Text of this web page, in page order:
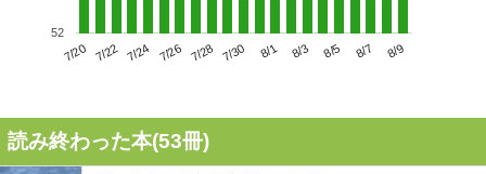
7/20 7/22 7/24 7/26 7/28 7/30 8/1 8/3 8/5 8/7 8/9
52
読み終わった本(53冊)